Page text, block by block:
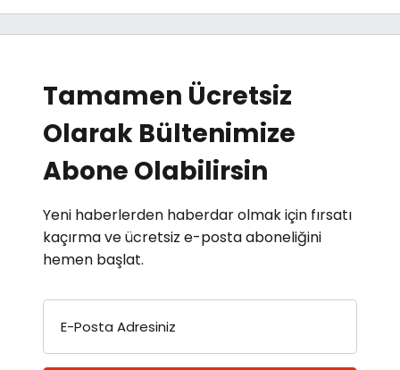
Tamamen Ücretsiz
Olarak Bültenimize
Abone Olabilirsin
Yeni haberlerden haberdar olmak için fırsatı
kaçırma ve ücretsiz e-posta aboneliğini
hemen başlat.
E-Posta Adresiniz